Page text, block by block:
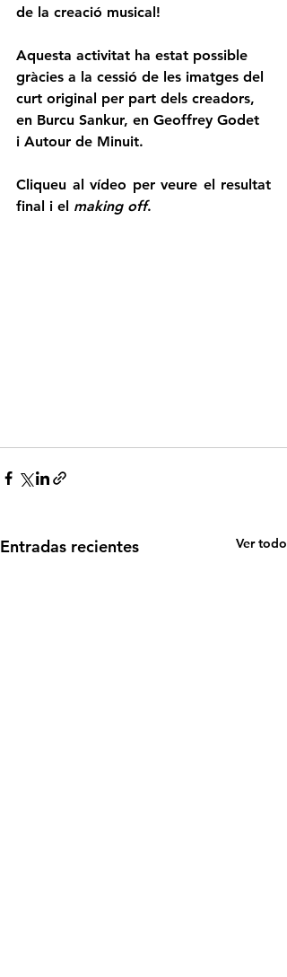
de la creació musical!
Aquesta activitat ha estat possible
gràcies a la cessió de les imatges del
curt original per part dels creadors,
en Burcu Sankur, en Geoffrey Godet
i Autour de Minuit.
Cliqueu al vídeo per veure el resultat
final i el making off.
Entradas recientes Ver todo